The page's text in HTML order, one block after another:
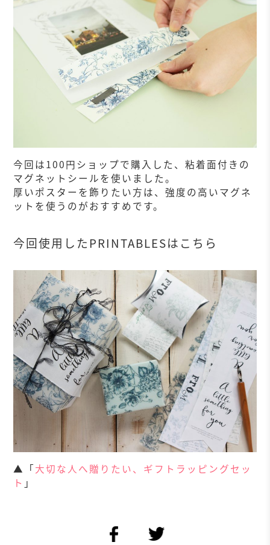
今回は100円ショップで購入した、粘着面付きの
マグネットシールを使いました。
厚いポスターを飾りたい方は、強度の高いマグネ
ットを使うのがおすすめです。
今回使用したPRINTABLESはこちら
▲「大切な人へ贈りたい、ギフトラッピングセッ
ト 」
facebook